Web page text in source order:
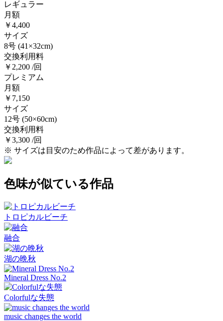
レギュラー
月額
￥4,400
サイズ
8号 (41×32cm)
交換利用料
￥2,200 /回
プレミアム
月額
￥7,150
サイズ
12号 (50×60cm)
交換利用料
￥3,300 /回
※ サイズは目安のため作品によって差があります。
色味が似ている作品
トロピカルビーチ
融合
湖の晩秋
Mineral Dress No.2
Colorfulな失態
music changes the world